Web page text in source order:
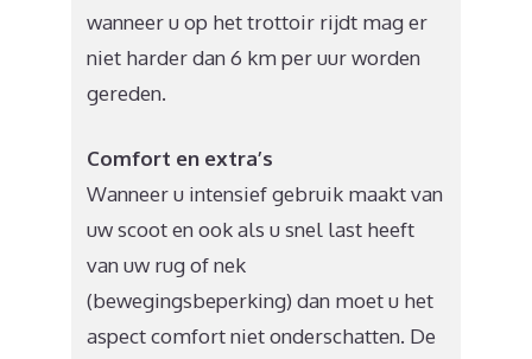
wanneer u op het trottoir rijdt mag er
niet harder dan 6 km per uur worden
gereden.
Comfort en extra’s
Wanneer u intensief gebruik maakt van
uw scoot en ook als u snel last heeft
van uw rug of nek
(bewegingsbeperking) dan moet u het
aspect comfort niet onderschatten. De